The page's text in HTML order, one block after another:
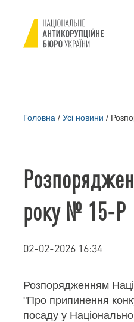
Головна / Усі новини /
року № 15-Р
02-02-2026 16:34
Розпорядженням
"Про припинення
посаду у